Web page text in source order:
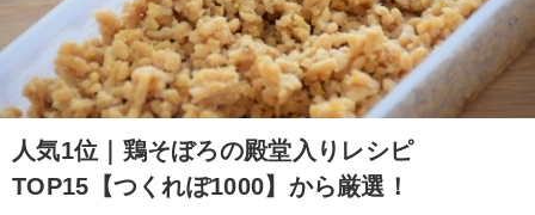
人気1位｜鶏そぼろの殿堂入りレシピ
TOP15【つくれぽ1000】から厳選！